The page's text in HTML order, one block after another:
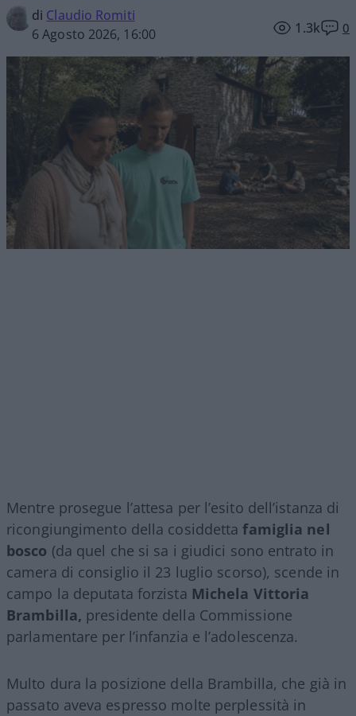
di Claudio Romiti
6 Agosto 2026, 16:00
1.3k 0
Mentre prosegue l’attesa per l’esito dell’istanza di
ricongiungimento della cosiddettafamiglia nel
bosco (da quel che si sa i giudici sono entrato in
camera di consiglio il 23 luglio scorso), scende in
campo la deputata forzista Michela Vittoria
Brambilla, presidente della Commissione
parlamentare per l’infanzia e l’adolescenza.
Multo dura la posizione della Brambilla, che già in
passato aveva espresso molte perplessità in